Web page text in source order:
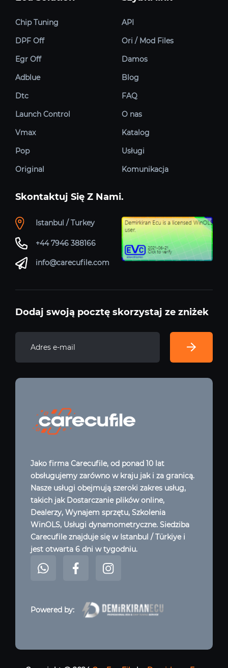
Chip Tuning
DPF Off
Egr Off
Adblue
Dtc
Launch Control
Vmax
Pop
Original
API
Ori / Mod Files
Damos
Blog
FAQ
O nas
Katalog
Usługi
Komunikacja
Skontaktuj Się Z Nami.
Istanbul / Turkey
+44 7946 388166
info@carecufile.com
Dodaj swoją pocztę skorzystaj ze zniżek
Jako firma Carecufile, od ponad 10 lat
obsługujemy zarówno w kraju jak i za granicą.
Nasze usługi obejmują szeroki zakres usług,
takich jak Dostarczanie plików online,
Dealerzy, Wynajem sprzętu, Szkolenia
WinOLS, Usługi dynamometryczne. Siedziba
Carecufile znajduje się w Istanbul / Türkiye i
jest otwarta 6 dni w tygodniu.
Powered by: